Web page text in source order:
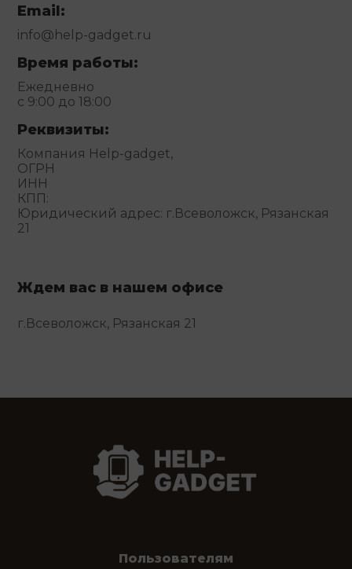
Email:
info@help-gadget.ru
Время работы:
Ежедневно
с 9:00 до 18:00
Реквизиты:
Компания Help-gadget,
ОГРН
ИНН
КПП:
Юридический адрес: г.Всеволожск, Рязанская
21
Ждем вас в нашем офисе
г.Всеволожск, Рязанская 21
Пользователям